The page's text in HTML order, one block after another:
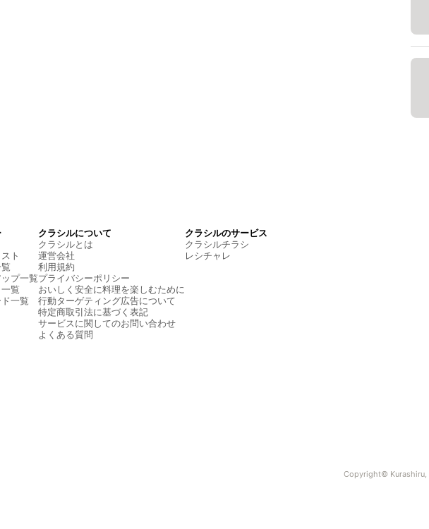
ト
プ一覧
覧
一覧
クラシルについて
クラシルとは
運営会社
利用規約
プライバシーポリシー
おいしく安全に料理を楽しむために
行動ターゲティング広告について
特定商取引法に基づく表記
サービスに関してのお問い合わせ
よくある質問
クラシルのサービス
クラシルチラシ
レシチャレ
Copyright© Kurashiru,